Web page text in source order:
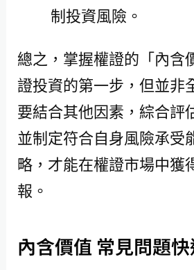
制投資風險。
總之，掌握權證的「內含
證投資的第一步，但並非
要結合其他因素，綜合評
並制定符合自身風險承受
略，才能在權證市場中獲
報。
內含價值 常見問題